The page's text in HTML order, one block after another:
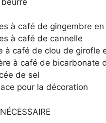
à café de gingembre
à café de cannelle
à café de clou de girofle
à café de bicarbonate
de sel
pour la décoration